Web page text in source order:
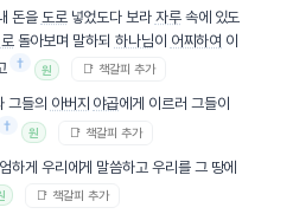
돈을 도로 넣었도다 보라 자루속에 있도
돌아보며 말하되 하나님이 어찌하여 이
† 원 📑 책갈피 추가
그들의 아버지 야곱에게 이르러 그들이
† 원 📑 책갈피 추가
하게 우리에게 말씀하고 우리를 그 땅에
📑 책갈피 추가